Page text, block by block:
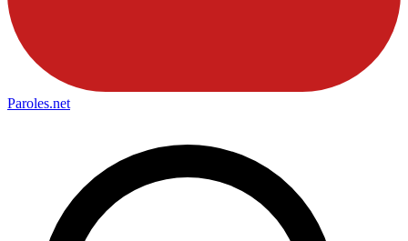
Paroles.net